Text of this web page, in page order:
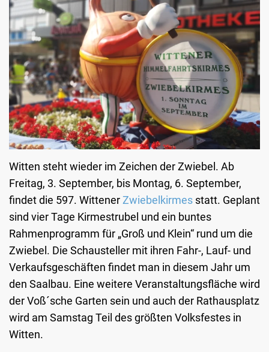
Witten steht wieder im Zeichen der Zwiebel. Ab
Freitag, 3. September, bis Montag, 6. September,
findet die 597. Wittener Zwiebelkirmes statt. Geplant
sind vier Tage Kirmestrubel und ein buntes
Rahmenprogramm für „Groß und Klein“ rund um die
Zwiebel. Die Schausteller mit ihren Fahr-, Lauf- und
Verkaufsgeschäften findet man in diesem Jahr um
den Saalbau. Eine weitere Veranstaltungsfläche wird
der Voß´sche Garten sein und auch der Rathausplatz
wird am Samstag Teil des größten Volksfestes in
Witten.